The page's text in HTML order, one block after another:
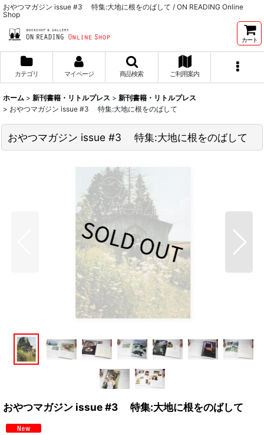
おやつマガジン issue #3 特集:大地に根をのばして / ON READING Online
Shop
カート
カテゴリ マイページ 商品検索 ご利用案内
ホーム > 新刊書籍・リトルプレス > 新刊書籍・リトルプレス
> おやつマガジン issue #3 特集:大地に根をのばして
おやつマガジン issue #3 特集:大地に根をのばして
おやつマガジン issue #3 特集:大地に根をのばして